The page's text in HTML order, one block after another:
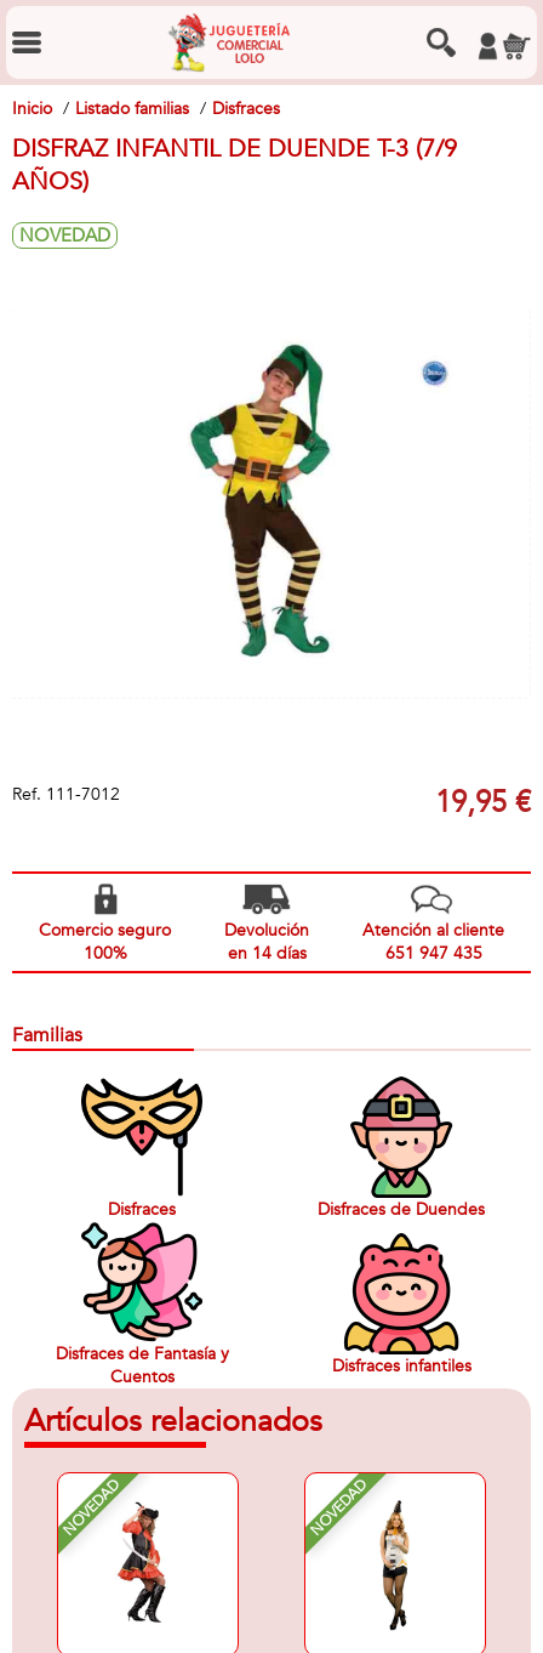
Inicio Listado familias Disfraces
DISFRAZ INFANTIL DE DUENDE T-3 (7/9
AÑOS)
NOVEDAD
Ref. 111-7012 19,95 €
Comercio seguro
100%
Devolución
en 14 días
Atención al cliente
651 947 435
Familias
Disfraces Disfraces de Duendes
Disfraces de Fantasía y
Cuentos
Disfraces infantiles
Artículos relacionados
NOVEDAD NOVEDAD